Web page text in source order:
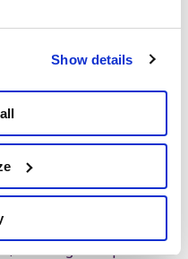
Show details
possible de les
et qu’on a fait un
lequel on ne reçoit
Arizona veut
de l’allocation.
petit revenu qui permet
du travail plus
n’importe quoi